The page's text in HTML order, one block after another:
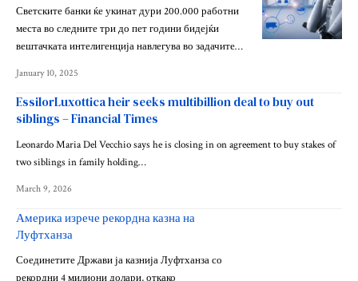
Светските банки ќе укинат дури 200.000 работни
места во следните три до пет години бидејќи
вештачката интелигенција навлегува во задачите…
January 10, 2025
EssilorLuxottica heir seeks multibillion deal to buy out
siblings – Financial Times
Leonardo Maria Del Vecchio says he is closing in on agreement to buy stakes of
two siblings in family holding…
March 9, 2026
Америка изрече рекордна казна на
Луфтханза
Соединетите Држави ја казнија Луфтханза со